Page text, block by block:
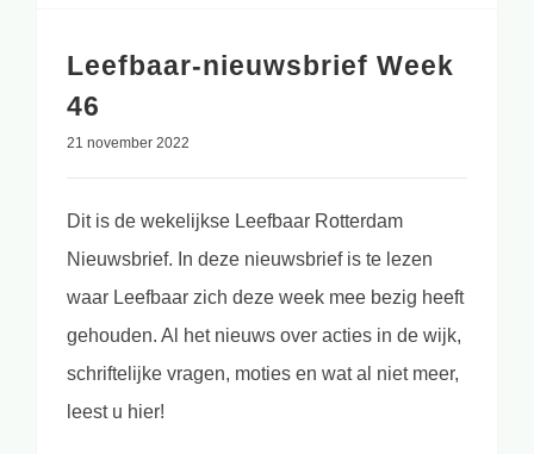
Leefbaar-nieuwsbrief Week
46
21 november 2022
Dit is de wekelijkse Leefbaar Rotterdam
Nieuwsbrief. In deze nieuwsbrief is te lezen
waar Leefbaar zich deze week mee bezig heeft
gehouden. Al het nieuws over acties in de wijk,
schriftelijke vragen, moties en wat al niet meer,
leest u hier!